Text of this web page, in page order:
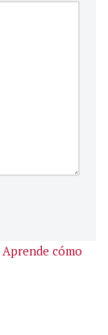
Aprende cómo